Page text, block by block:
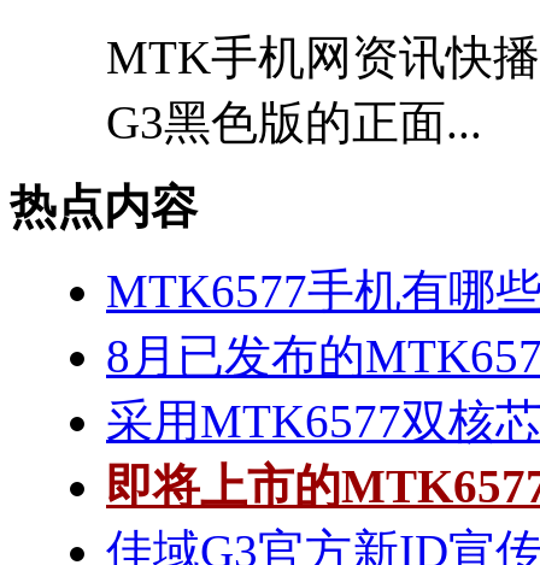
MTK手机网资讯快
G3黑色版的正面...
热点内容
MTK6577手机有哪
8月已发布的
采用MTK6577双核
即将上市的
佳域G3官方新ID宣